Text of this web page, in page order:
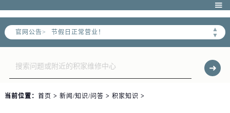

官网公告>
▲
▼
2026年6月北京市售后服务网络优化升级公告
2026年6月北京市官方售后客户服务热线：
北京市东城区东长安街1号东方广场写字楼W3座6层602室（需提前预约）
当前位置： 首页 > 新闻/知识/问答 > 积家知识 >